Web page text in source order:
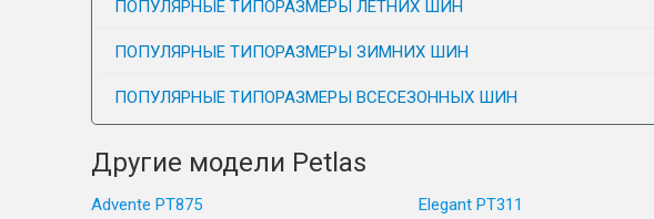
ПОПУЛЯРНЫЕ ТИПОРАЗМЕРЫ ЛЕТНИХ ШИН
ПОПУЛЯРНЫЕ ТИПОРАЗМЕРЫ ЗИМНИХ ШИН
ПОПУЛЯРНЫЕ ТИПОРАЗМЕРЫ ВСЕСЕЗОННЫХ ШИН
Другие модели Petlas
Advente PT875 Elegant PT311